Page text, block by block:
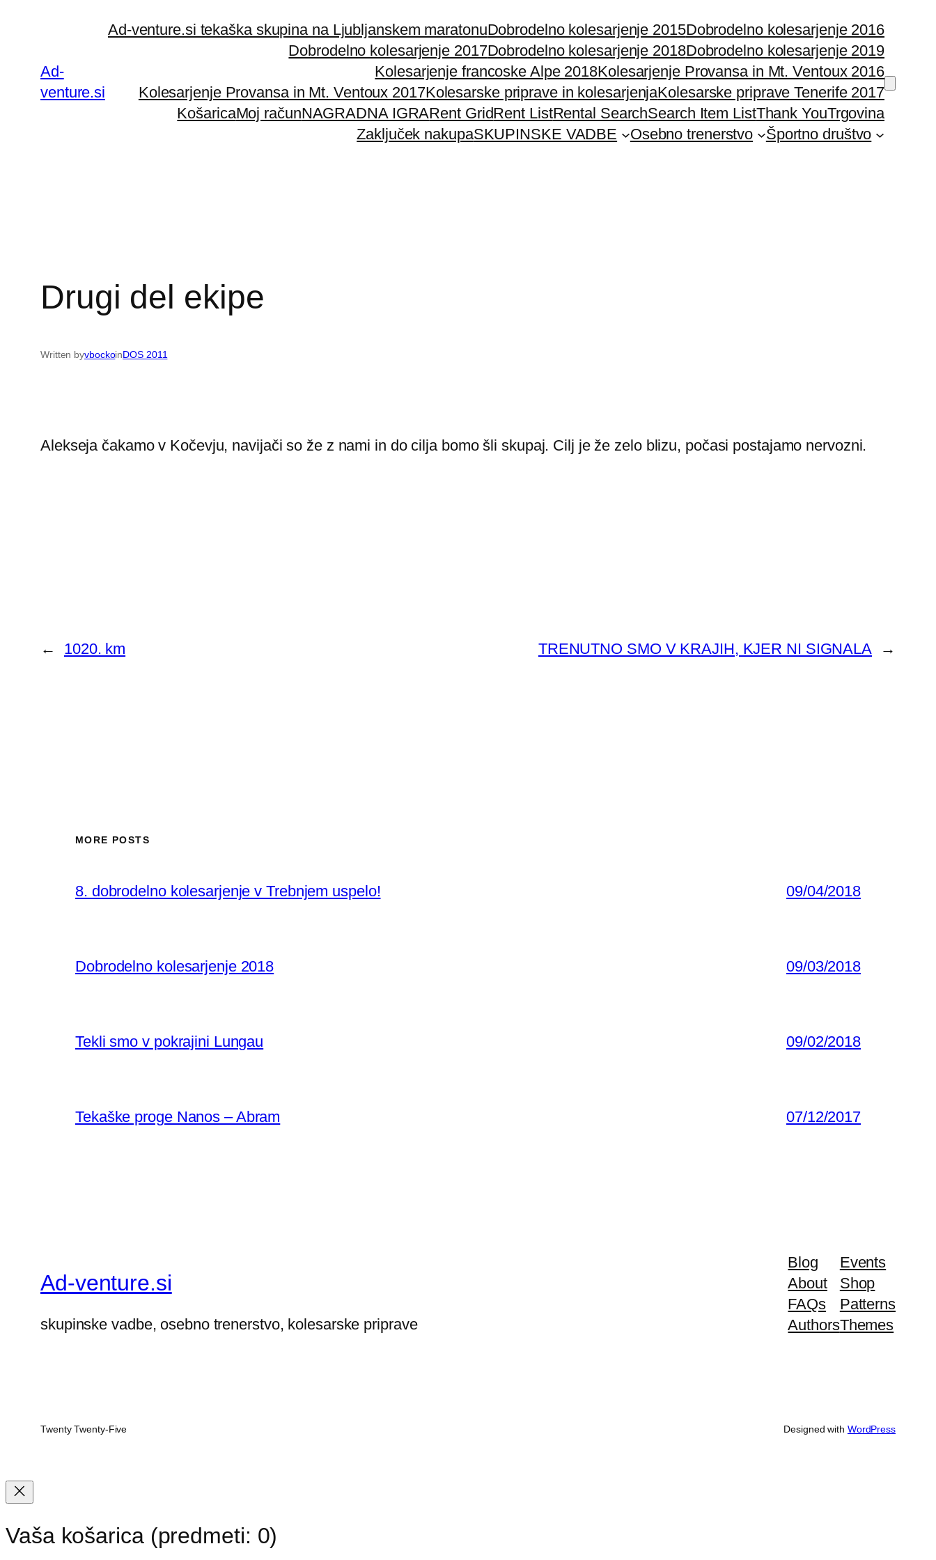
Ad-
venture.si
Ad-venture.si tekaška skupina na Ljubljanskem maratonuDobrodelno kolesarjenje 2015Dobrodelno kolesarjenje 2016
Dobrodelno kolesarjenje 2017Dobrodelno kolesarjenje 2018Dobrodelno kolesarjenje 2019
Kolesarjenje francoske Alpe 2018Kolesarjenje Provansa in Mt. Ventoux 2016
Kolesarjenje Provansa in Mt. Ventoux 2017Kolesarske priprave in kolesarjenjaKolesarske priprave Tenerife 2017
KošaricaMoj računNAGRADNA IGRARent GridRent ListRental SearchSearch Item ListThank YouTrgovina
Zaključek nakupaSKUPINSKE VADBE Osebno trenerstvo Športno društvo
Drugi del ekipe
Written byvbockoinDOS 2011
Alekseja čakamo v Kočevju, navijači so že z nami in do cilja bomo šli skupaj. Cilj je že zelo blizu, počasi postajamo nervozni.
← 1020. km TRENUTNO SMO V KRAJIH, KJER NI SIGNALA →
MORE POSTS
8. dobrodelno kolesarjenje v Trebnjem uspelo! 09/04/2018
Dobrodelno kolesarjenje 2018 09/03/2018
Tekli smo v pokrajini Lungau 09/02/2018
Tekaške proge Nanos – Abram 07/12/2017
Ad-venture.si
skupinske vadbe, osebno trenerstvo, kolesarske priprave
Blog
About
FAQs
Authors
Events
Shop
Patterns
Themes
Twenty Twenty-Five Designed with WordPress
Vaša košarica (predmeti: 0)